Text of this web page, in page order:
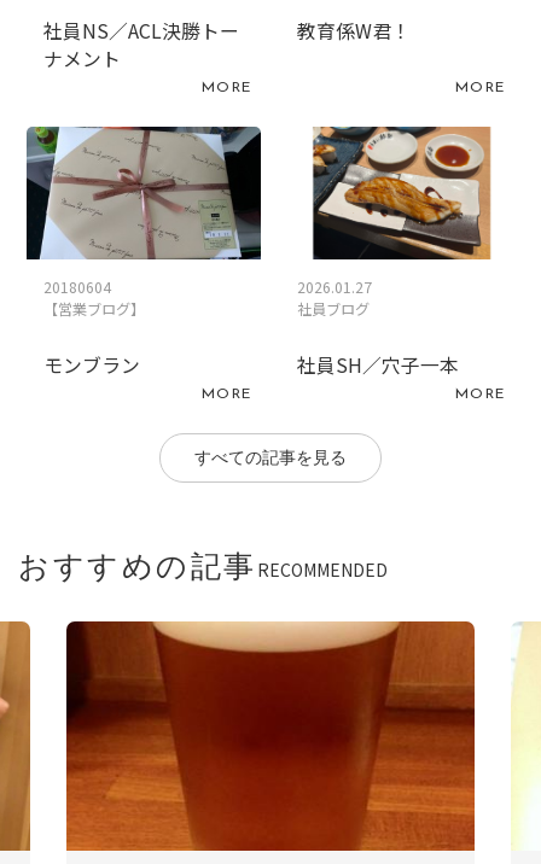
社員NS／ACL決勝トー
ナメント
MORE
教育係W君！
MORE
20180604
【営業ブログ】
モンブラン
MORE
2026.01.27
社員ブログ
社員SH／穴子一本
MORE
すべての記事を見る
おすすめの記事 RECOMMENDED